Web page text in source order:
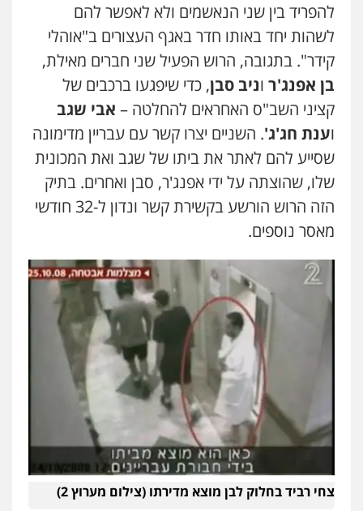
להפריד בין שני הנאשמים ולא לאפשר להם
לשהות יחד באותו חדר באגף העצורים ב"אוהלי
קידר". בתגובה, הרוש הפעיל שני חברים מאילת,
בן אפנג'ר וניב סבן, כדי שיפגעו ברכבים של
קציני השב"ס האחראים להחלטה – אבי שגב
וענת חג'ג'. השניים יצרו קשר עם עבריין מדימונה
שסייע להם לאתר את ביתו של שגב ואת המכונית
שלו, שהוצתה על ידי אפנג'ר, סבן ואחרים. בתיק
הזה הרוש הורשע בקשירת קשר ונדון ל-32 חודשי
מאסר נוספים.
צחי רביד בחלוק לבן מוצא מדירתו (צילום מערוץ 2)